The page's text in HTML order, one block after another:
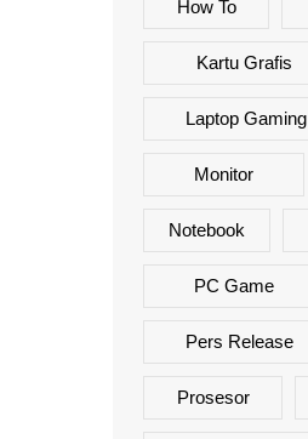
How To
Kartu Grafis
Laptop Gaming
Monitor
Notebook
PC Game
Pers Release
Prosesor